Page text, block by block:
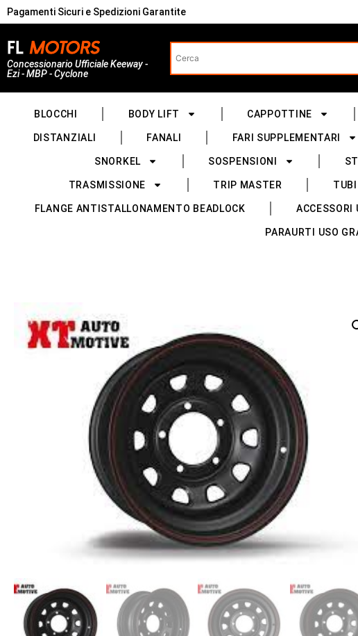
Pagamenti Sicuri e Spedizioni Garantite
Concessionario Ufficiale Keeway -
Ezi - MBP - Cyclone
BLOCCHI BODY LIFT CAPPOTTINE
DISTANZIALI FANALI FARI SUPPLEMENTARI
SNORKEL SOSPENSIONI
TRASMISSIONE TRIP MASTER TUBI
FLANGE ANTISTALLONAMENTO BEADLOCK ACCESSORI
PARAURTI USO